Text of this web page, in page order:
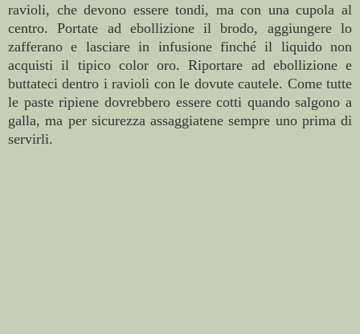
ravioli, che devono essere tondi, ma con una cupola al
centro.Portate ad ebollizione il brodo, aggiungere lo
zafferano e lasciare in infusione finché il liquido non
acquisti il tipico color oro. Riportare ad ebollizione e
buttateci dentro i ravioli con le dovute cautele. Come tutte
le paste ripiene dovrebbero essere cotti quando salgono a
galla, ma per sicurezza assaggiatene sempre uno prima di
servirli.